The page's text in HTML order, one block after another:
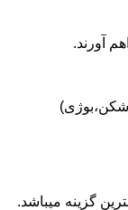
آورند.
گزینه میباشد.